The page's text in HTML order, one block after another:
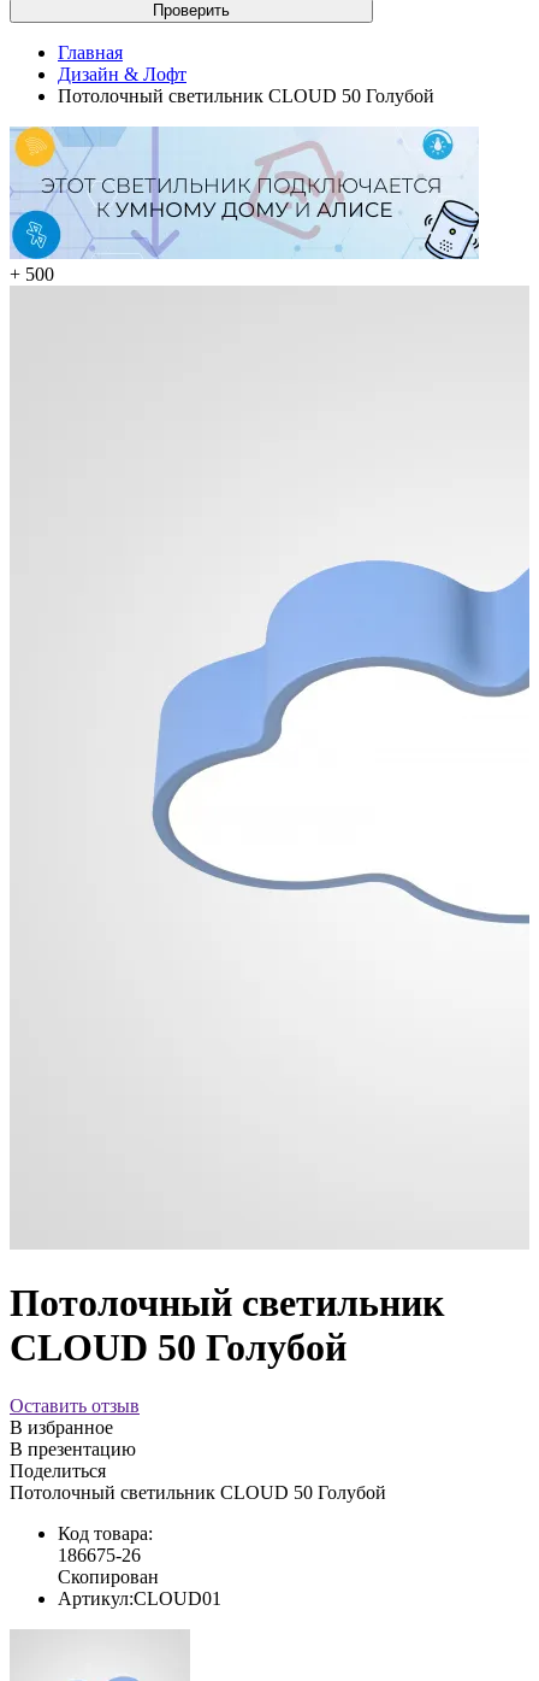
Проверить
Главная
Дизайн & Лофт
Потолочный светильник CLOUD 50 Голубой
+ 500
Потолочный светильник
CLOUD 50 Голубой
Оставить отзыв
В избранное
В презентацию
Поделиться
Потолочный светильник CLOUD 50 Голубой
Код товара:
186675-26
Скопирован
Артикул:CLOUD01